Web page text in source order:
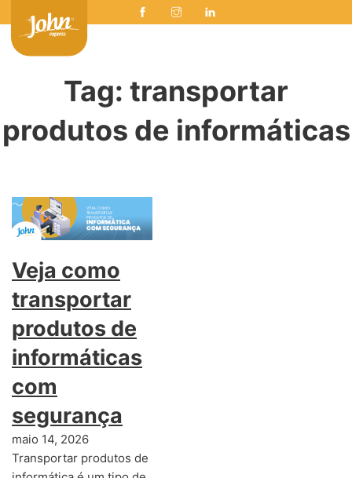
Tag: transportar
produtos de informáticas
Veja como
transportar
produtos de
informáticas
com
segurança
maio 14, 2026
Transportar produtos de